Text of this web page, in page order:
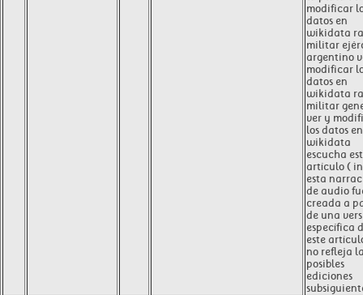
modificar
datos en
wikidata
militar
argentino
modificar
datos en
wikidata
militar
ver y
los datos en
wikidata
escucha
artículo (
esta
de audio
creada a
de una
específica
este
no refleja
posibles
ediciones